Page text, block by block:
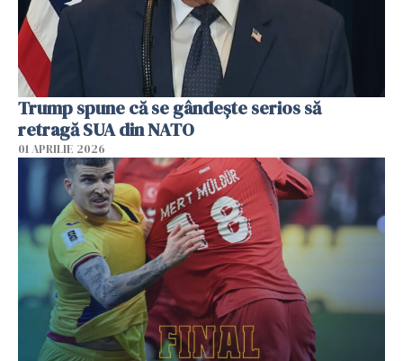
Trump spune că se gândeşte serios să
retragă SUA din NATO
01 APRILIE 2026